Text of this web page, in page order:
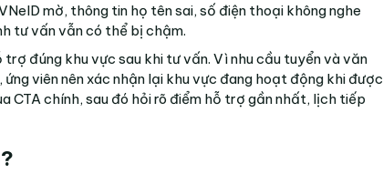
mờ, thông tin họ tên sai, số điện thoại không nghe
tư vấn vẫn có thể bị chậm.
trợ đúng khu vực sau khi tư vấn. Vì nhu cầu tuyển và văn
viên nên xác nhận lại khu vực đang hoạt động khi được
CTA chính, sau đó hỏi rõ điểm hỗ trợ gần nhất, lịch tiếp